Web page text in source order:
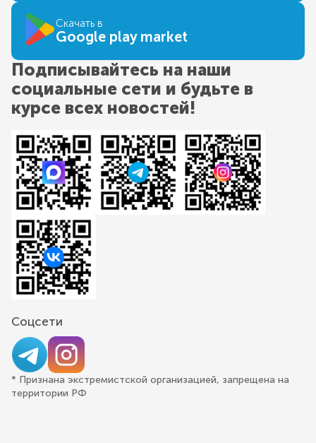
Скачать в
Google play market
Подписывайтесь на наши
социальные сети и будьте в
курсе всех новостей!
Соцсети
* Признана экстремистской организацией, запрещена на
территории РФ